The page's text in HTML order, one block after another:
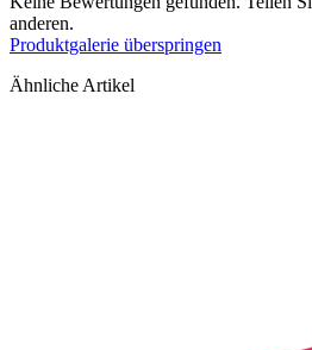
anderen.
Produktgalerie überspringen
Ähnliche Artikel